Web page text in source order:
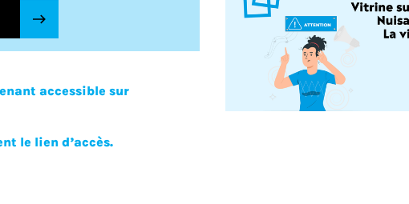
Découvrez le Condoliaison
accessible sur
le lien d’accès.